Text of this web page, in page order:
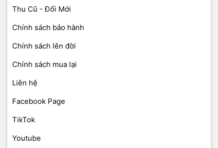
Thu Cũ - Đổi Mới
Chính sách bảo hành
Chính sách lên đời
Chính sách mua lại
Liên hệ
Facebook Page
TikTok
Youtube